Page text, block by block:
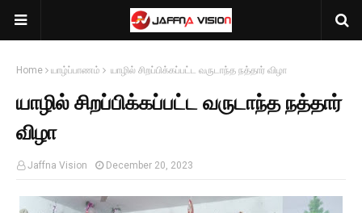
Home யாழ்ப்பாணம் யாழில் சிறப்பிக்கப்பட்ட வருடாந்த நத்தார் விழா
யாழில் சிறப்பிக்கப்பட்ட வருடாந்த நத்தார்
விழா
Jaffna Vision December 20, 2023